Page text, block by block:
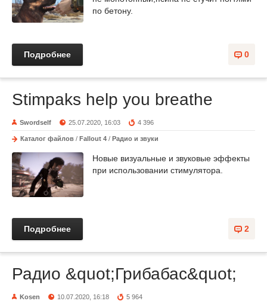
по бетону.
0
Подробнее
Stimpaks help you breathe
Swordself 25.07.2020, 16:03 4 396
Каталог файлов / Fallout 4 / Радио и звуки
Новые визуальные и звуковые эффекты
при использовании стимулятора.
2
Подробнее
Радио &quot;Грибабас&quot;
Kosen 10.07.2020, 16:18 5 964